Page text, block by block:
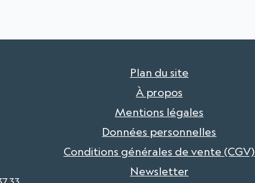
Plan du site
À propos
Mentions légales
Données personnelles
Conditions générales de vente (CGV)
Newsletter